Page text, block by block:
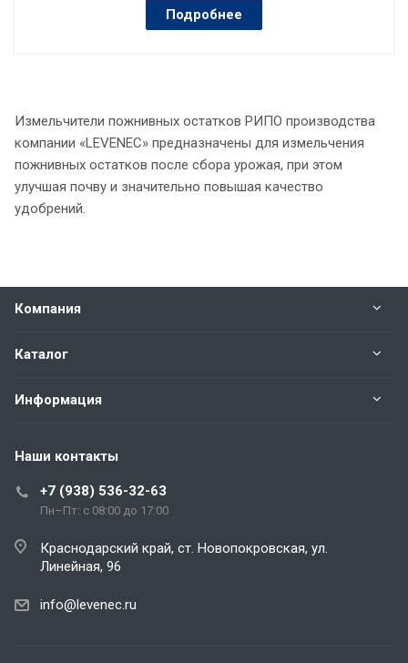
Подробнее
Измельчители пожнивных остатков РИПО производства
компании «LEVENEC» предназначены для измельчения
пожнивных остатков после сбора урожая, при этом
улучшая почву и значительно повышая качество
удобрений.
Компания
Каталог
Информация
Наши контакты
+7 (938) 536-32-63
Пн–Пт: с 08:00 до 17:00
Краснодарский край, ст. Новопокровская, ул.
Линейная, 96
info@levenec.ru